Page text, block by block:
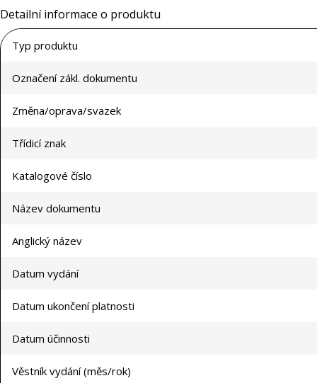
Detailní informace o produktu
Typ produktu
Označení zákl. dokumentu
Změna/oprava/svazek
Třídicí znak
Katalogové číslo
Název dokumentu
Anglický název
Datum vydání
Datum ukončení platnosti
Datum účinnosti
Věstník vydání (měs/rok)